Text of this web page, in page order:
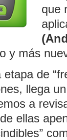
que
y más
etapa de
llega
a
ellas